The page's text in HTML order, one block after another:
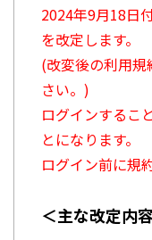
2024年9月18日
を改定します。
(改変後の利用規
さい。)
ログインするこ
とになります。
ログイン前に規
＜主な改定内